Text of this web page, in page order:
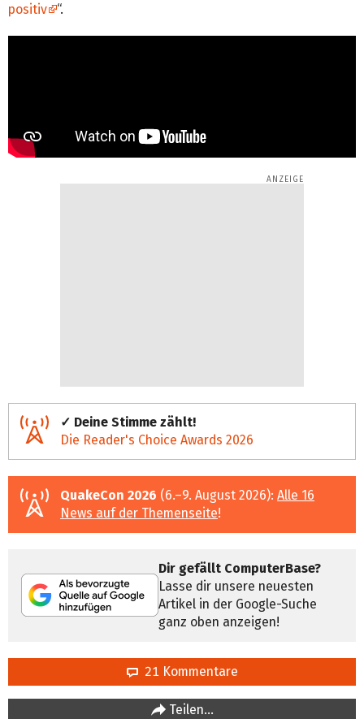
positiv “.
✓ Deine Stimme zählt!
Die Reader's Choice Awards 2026
QuakeCon 2026 (6.–9. August 2026): Alle 16
News auf der Themenseite!
Dir gefällt ComputerBase?
Lasse dir unsere neuesten
Artikel in der Google-Suche
ganz oben anzeigen!
21 Kommentare
Teilen…